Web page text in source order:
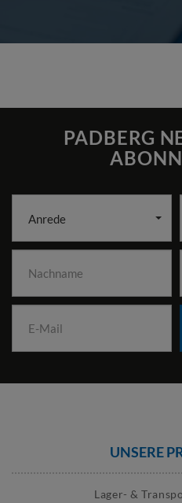
PADBERG
Anrede
UNSERE
Lager- &